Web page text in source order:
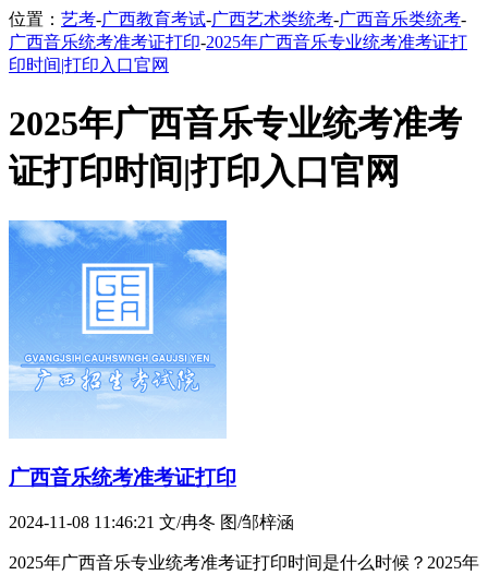
位置： 艺考-广西教育考试-广西艺术类统考-广西音乐类统考-
广西音乐统考准考证打印-2025年广西音乐专业统考准考证打
印时间|打印入口官网
2025年广西音乐专业统考准考
证打印时间|打印入口官网
广西音乐统考准考证打印
2024-11-08 11:46:21 文/冉冬 图/邹梓涵
2025年广西音乐专业统考准考证打印时间是什么时候？2025年